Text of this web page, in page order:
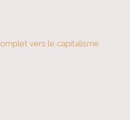
vers le capitalisme